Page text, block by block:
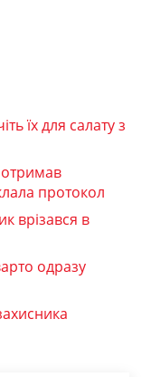
їх для салату з
протокол
врізався в
одразу